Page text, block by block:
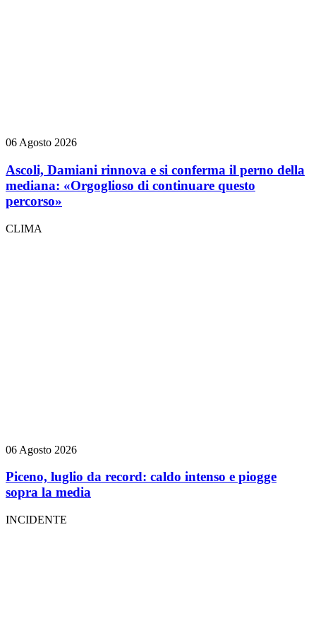
06 Agosto 2026
Ascoli, Damiani rinnova e si conferma il perno della
mediana: «Orgoglioso di continuare questo
percorso»
CLIMA
06 Agosto 2026
Piceno, luglio da record: caldo intenso e piogge
sopra la media
INCIDENTE